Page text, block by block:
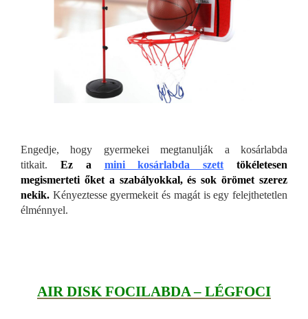
Engedje, hogy gyermekei megtanulják a kosárlabda
titkait. Ez a mini kosárlabda szett tökéletesen
megismerteti őket a szabályokkal, és sok örömet szerez
nekik. Kényeztesse gyermekeit és magát is egy felejthetetlen
élménnyel.
AIR DISK FOCILABDA – LÉGFOCI